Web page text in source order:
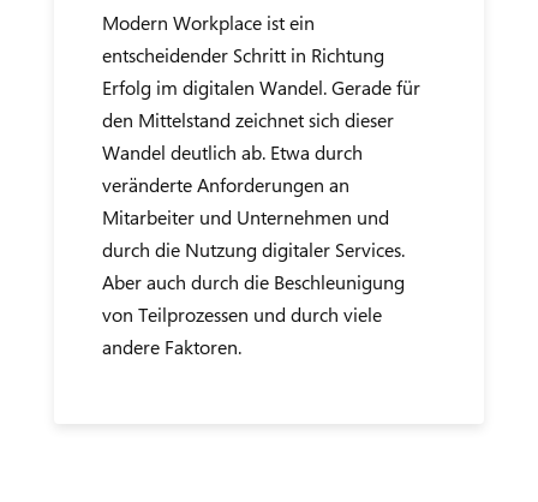
Modern Workplace ist ein
entscheidender Schritt in Richtung
Erfolg im digitalen Wandel. Gerade für
den Mittelstand zeichnet sich dieser
Wandel deutlich ab. Etwa durch
veränderte Anforderungen an
Mitarbeiter und Unternehmen und
durch die Nutzung digitaler Services.
Aber auch durch die Beschleunigung
von Teilprozessen und durch viele
andere Faktoren.